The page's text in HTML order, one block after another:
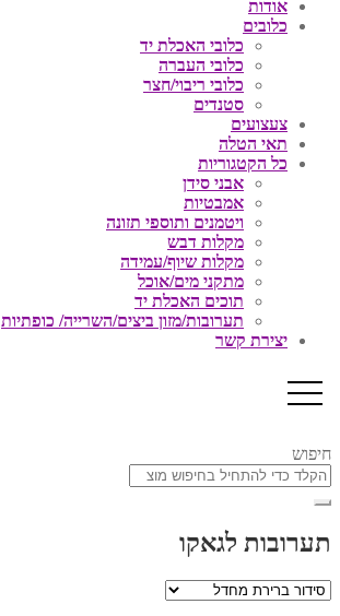
אודות
כלובים
כלובי האכלת יד
כלובי העברה
כלובי ריבוי/חצר
סטנדים
צעצועים
תאי הטלה
כל הקטגוריות
אבני סידן
אמבטיות
ויטמנים ותוספי תזונה
מקלות דבש
מקלות שיוף/עמידה
מתקני מים/אוכל
תוכים האכלת יד
תערובות/מזון ביצים/השרייה/ כופתיות
יצירת קשר
חיפוש
תערובות לגאקו